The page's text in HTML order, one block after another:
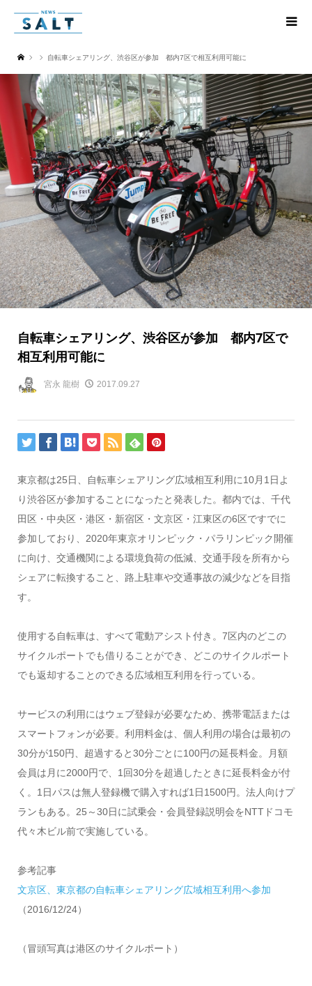
自転車シェアリング、渋谷区が参加 都内7区で相互利用可能に
自転車シェアリング、渋谷区が参加 都内7区で
相互利用可能に
宮永 龍樹 2017.09.27
東京都は25日、自転車シェアリング広域相互利用に10月1日よ
り渋谷区が参加することになったと発表した。都内では、千代
田区・中央区・港区・新宿区・文京区・江東区の6区ですでに
参加しており、2020年東京オリンピック・パラリンピック開催
に向け、交通機関による環境負荷の低減、交通手段を所有から
シェアに転換すること、路上駐車や交通事故の減少などを目指
す。
使用する自転車は、すべて電動アシスト付き。7区内のどこの
サイクルポートでも借りることができ、どこのサイクルポート
でも返却することのできる広域相互利用を行っている。
サービスの利用にはウェブ登録が必要なため、携帯電話または
スマートフォンが必要。利用料金は、個人利用の場合は最初の
30分が150円、超過すると30分ごとに100円の延長料金。月額
会員は月に2000円で、1回30分を超過したときに延長料金が付
く。1日パスは無人登録機で購入すれば1日1500円。法人向けプ
ランもある。25～30日に試乗会・会員登録説明会をNTTドコモ
代々木ビル前で実施している。
参考記事
文京区、東京都の自転車シェアリング広域相互利用へ参加
（2016/12/24）
（冒頭写真は港区のサイクルポート）